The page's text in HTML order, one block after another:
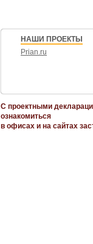
НАШИ ПРОЕКТЫ
Prian.ru
С проектными
ознакомиться
в офисах и на сайтах